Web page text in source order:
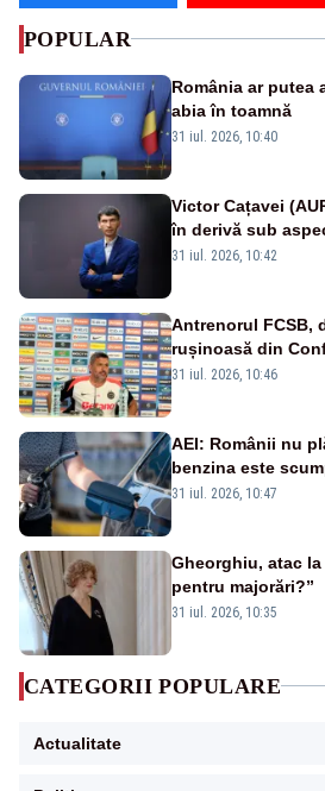
POPULAR
România ar putea
abia în toamnă
31 iul. 2026, 10:40
Victor Cațavei
în derivă sub
rezultat al
31 iul. 2026, 10:42
Antrenorul FCSB,
rușinoasă din
cum să nu scoți în
31 iul. 2026, 10:46
AEI: Românii nu
benzina este
benzina ieftină e
31 iul. 2026, 10:47
Gheorghiu, atac
pentru majorări?”
31 iul. 2026, 10:35
CATEGORII POPULARE
Actualitate